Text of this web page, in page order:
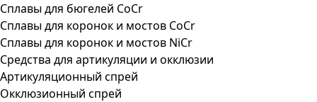
Сплавы для бюгелей CoCr
Сплавы для коронок и мостов CoCr
Сплавы для коронок и мостов NiCr
Средства для артикуляции и окклюзии
Артикуляционный спрей
Окклюзионный спрей